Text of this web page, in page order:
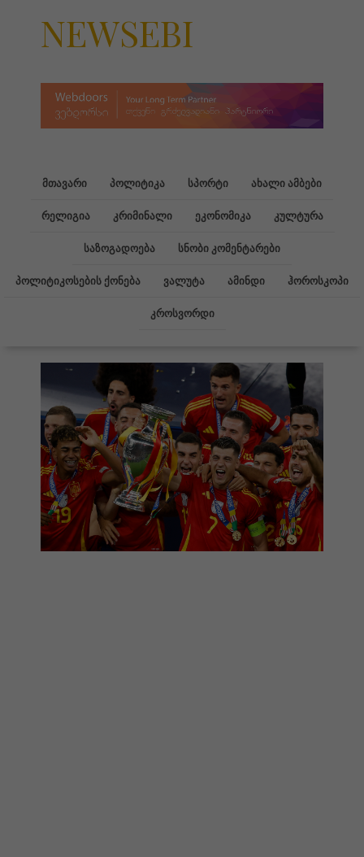
NEWSEBI
მთავარი პოლიტიკა სპორტი ახალი ამბები
რელიგია კრიმინალი ეკონომიკა კულტურა
საზოგადოება სნობი კომენტარები
პოლიტიკოსების ქონება ვალუტა ამინდი ჰოროსკოპი
კროსვორდი